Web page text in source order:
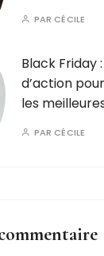
PAR CÉCILE
Black Friday
d’action
les
PAR CÉCILE